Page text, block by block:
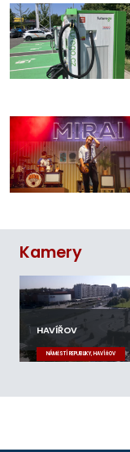
Kamery
HAVÍŘOV
NÁMĚSTÍ REPUBLIKY, HAVÍŘOV